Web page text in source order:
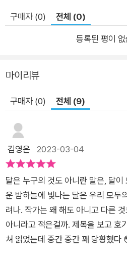
거나 어설픈 연민을 드러내지 않습
자신을 기꺼이 찾아와 준 클라이브
가 고프면 자신이 먹을 요량이었던
종이봉투 속에서 유명 극작가의 개
합니다. 그리고 이들은 세상에서 가
을 가집니다. 두 번 다시는 오지 않
한 하루를 말이지요. 어느 누구도 가질 수 없는 하얀 달 "AD AST
RA PER ASPERA! 고난을 넘어 별을 향해!" 《달은
아니다》는 첫 장부터 다양한 볼거리
로이 소파에 앉아 휴식을 취하는 클
대표작 〈삼나무가 있는 밀밭 A
액자가 걸려 있는가 하면, 레스토랑
프리 옆엔 현재 상황을 대변하듯 기
걸려 있습니다. 주인공의 현실을 엿
구매자 (0) 전체 (0)
등록된 평이
마이리뷰
구매자 (0) 전체 (9)
김영은 2023-03-04
달은 누구의 것도 아니란 말은, 달
운 밤하늘에 빛나는 달은 우리 모두
려나. 작가는 왜 해도 아니고 다른
아니라고 적은걸까. 제목을 보고 호
쳐 읽었는데 중간 중간 꽤 당황했다